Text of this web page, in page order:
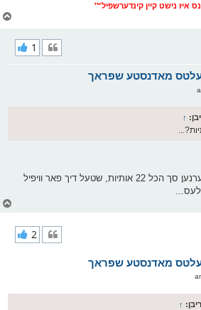
איז נישט קיין קינדערשפיל™
1
↑
דו האסטעך געדארפט אויסלערנען סך הכל 22 אותיות, שטעל דיך פאר וויפיל
2
↑